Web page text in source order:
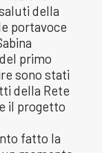
della
portavoce
primo
sono stati
della Rete
il progetto
fatto la